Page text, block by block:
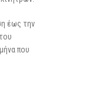
έως την
που